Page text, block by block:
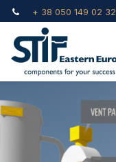
+ 38 050 149 02 32